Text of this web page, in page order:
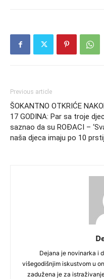
Previous article
ŠOKANTNO OTKRIĆE
17 GODINA: Par sa troje
saznao da su ROĐACI –
naša djeca imaju po 10
Dejana je novinarka i
višegodišnjim iskustvom u
zadužena je za